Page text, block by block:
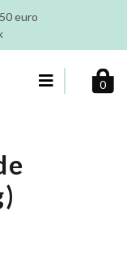
euro
0